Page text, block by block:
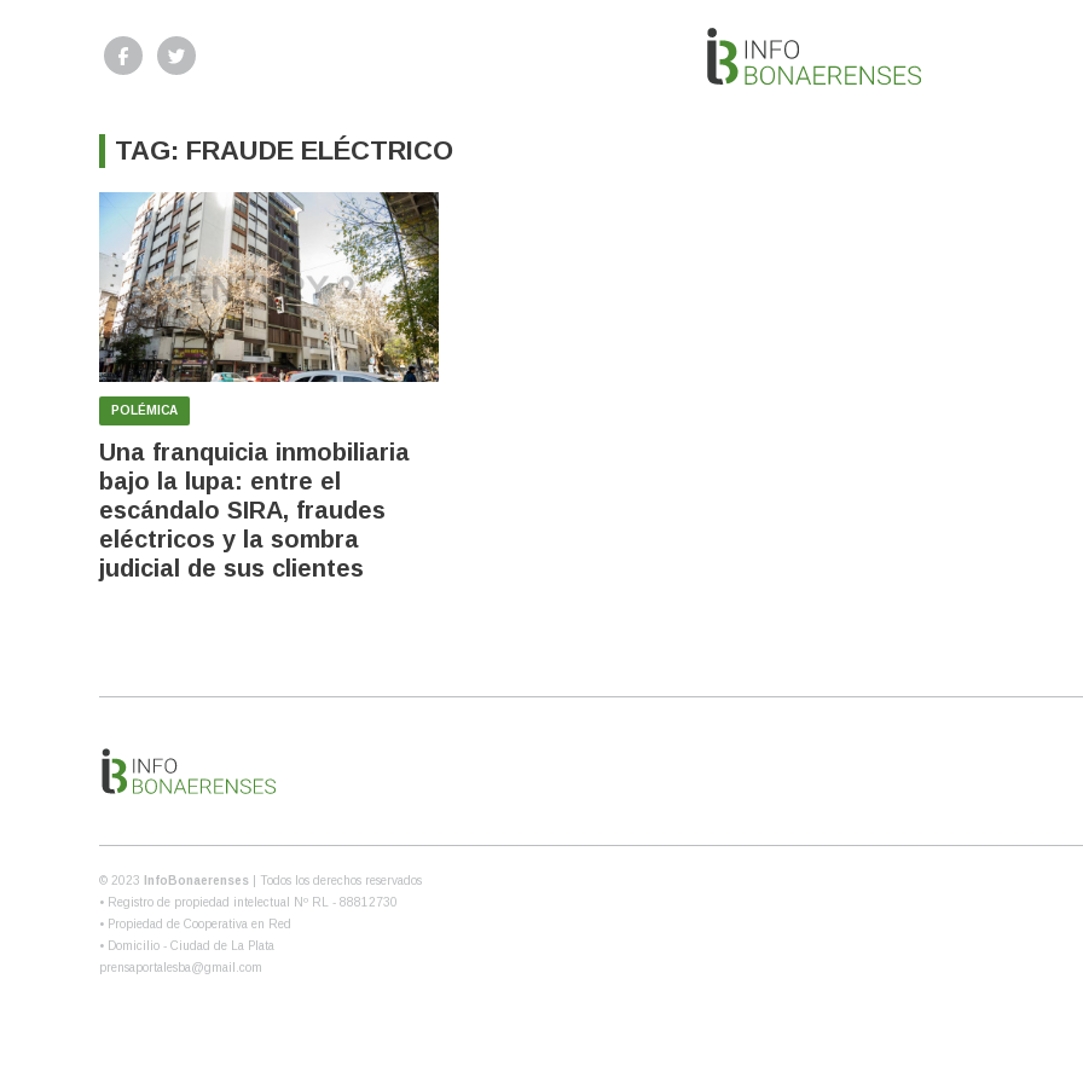
TAG: FRAUDE ELÉCTRICO
POLÉMICA
Una franquicia inmobiliaria
bajo la lupa: entre el
escándalo SIRA, fraudes
eléctricos y la sombra
judicial de sus clientes
© 2023 InfoBonaerenses
| Todos los derechos reservados
• Registro de propiedad intelectual Nº RL - 88812730
• Propiedad de Cooperativa en Red
• Domicilio - Ciudad de La Plata
prensaportalesba@gmail.com